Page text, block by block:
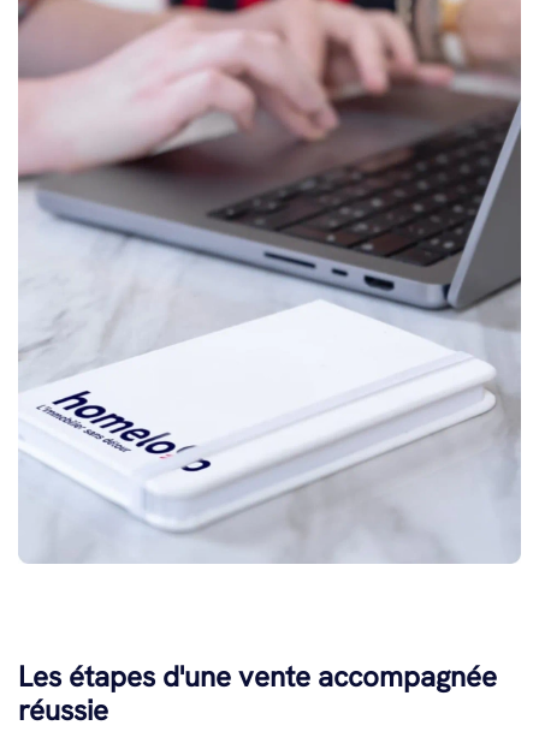
Les étapes d'une vente accompagnée
réussie